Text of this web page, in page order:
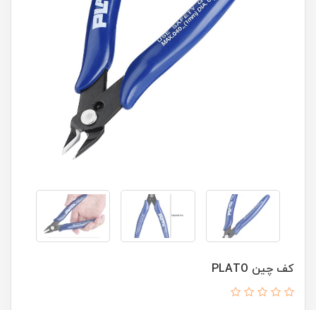
کف چین PLATO